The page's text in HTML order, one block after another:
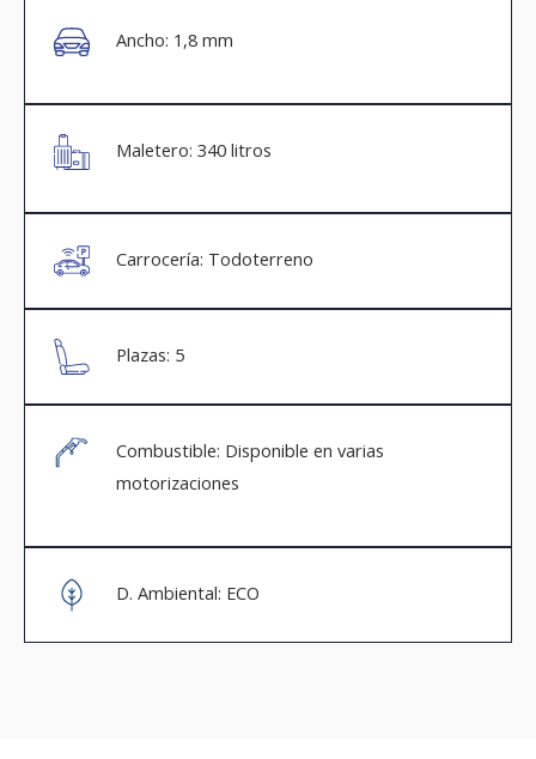
Ancho: 1,8 mm
Maletero: 340 litros
Carrocería: Todoterreno
Plazas: 5
Combustible: Disponible en varias
motorizaciones
D. Ambiental: ECO